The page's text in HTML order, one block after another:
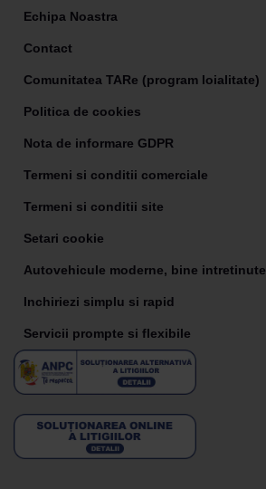
Echipa Noastra
Contact
Comunitatea TARe (program loialitate)
Politica de cookies
Nota de informare GDPR
Termeni si conditii comerciale
Termeni si conditii site
Setari cookie
Autovehicule moderne, bine intretinute
Inchiriezi simplu si rapid
Servicii prompte si flexibile